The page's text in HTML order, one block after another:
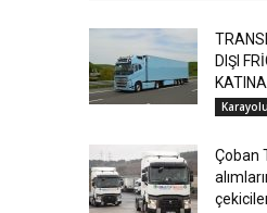
DIŞI
Karayolu
Çoban
çekiciler